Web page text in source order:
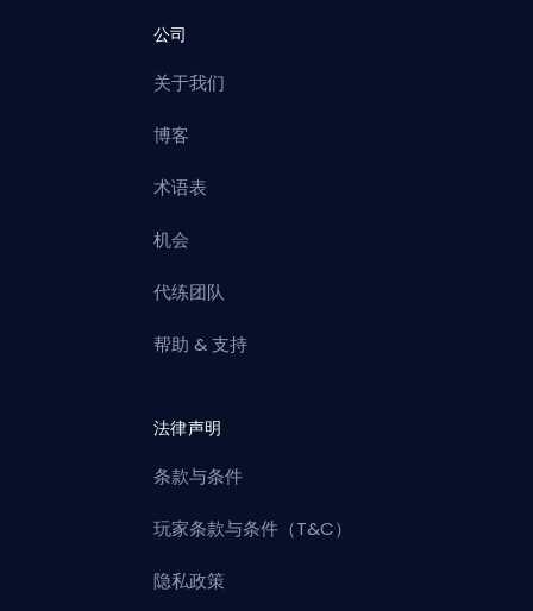
公司
关于我们
博客
术语表
机会
代练团队
帮助 & 支持
法律声明
条款与条件
玩家条款与条件（T&C）
隐私政策